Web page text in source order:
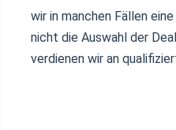
wir in manchen Fällen
nicht die Auswahl der
verdienen wir an